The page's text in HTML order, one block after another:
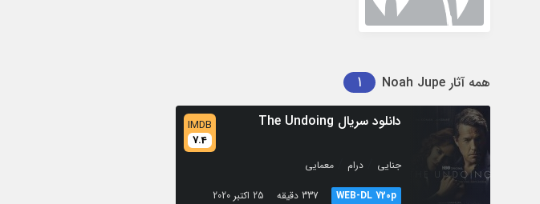
همه آثار Noah Jupe
1
دانلود سریال The Undoing
IMDB
7.4
جنایی درام
معمایی
WEB-DL 720p
337 دقیقه 25 اکتبر 2020